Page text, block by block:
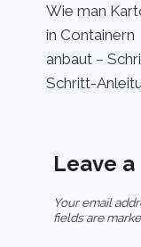
Wie man
in Containern
anbaut –
Schritt-
Leave a
Your email
fields are